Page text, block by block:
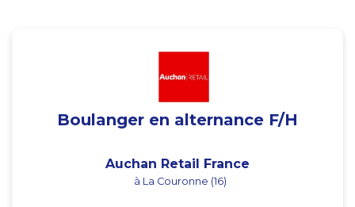
Boulanger en alternance F/H
Auchan Retail France
à La Couronne (16)